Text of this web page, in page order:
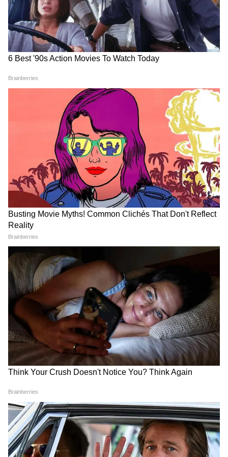
অনুষ্ঠানে যোগ দেবেন। শেষকৃত্যের আগে
খামেনেইয়ের ছবি দেওয়া বিশাল হোর্ডিংয়ে ছেয়ে
গিয়েছে গোটা দেশ।
আরও খবরের জন্য চোখ রাখুন এশিয়ানেট
নিউজ বাংলার হোয়াটসঅ্যাপ চ্যানেলে, ক্লিক
করুন এখানে।
LATEST VIDEOS
Dilip Ghosh: 'কেউ তৃণমূলীদের দলে নিলে
সে সাসপেন্ড হবে', বিজেপি নেতাদের কড়া
বার্তা দিলীপের
অন্নপূর্ণা যোজনা নিয়ে প্রশ্ন তুলে শুভেন্দুকে
আক্রমণ কুণালের, দেখুন কী বলছেন |
Kunal on Annapurna